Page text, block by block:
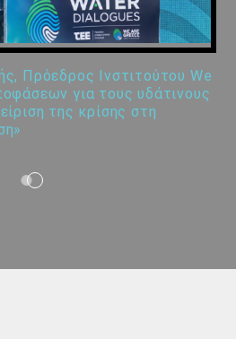
Πρόεδρος Ινστιτούτου We
για τους υδάτινους
της κρίσης στη